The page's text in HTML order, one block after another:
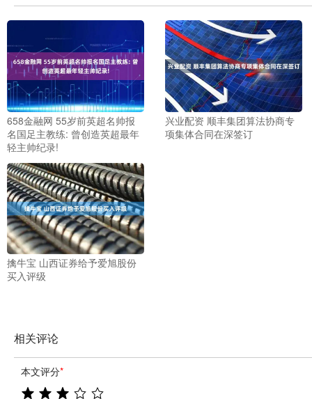
658金融网 55岁前英超名帅报
名国足主教练: 曾创造英超最年
轻主帅纪录!
兴业配资 顺丰集团算法协商专
项集体合同在深签订
擒牛宝 山西证券给予爱旭股份
买入评级
相关评论
本文评分*